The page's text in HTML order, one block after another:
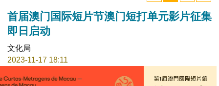
首届澳门国际短片节澳门短打单元影片征集
即日启动
文化局
2023-11-17 18:11